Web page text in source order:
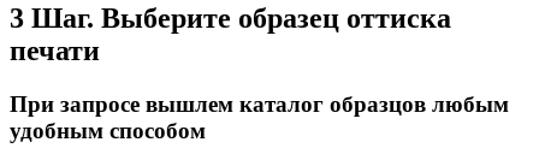
3 Шаг. Выберите образец оттиска
печати
При запросе вышлем каталог образцов любым
удобным способом